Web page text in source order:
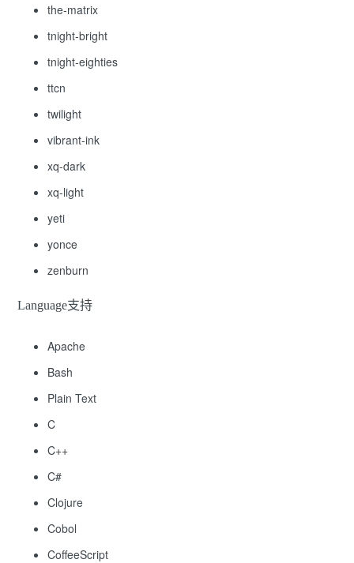
the-matrix
tnight-bright
tnight-eighties
ttcn
twilight
vibrant-ink
xq-dark
xq-light
yeti
yonce
zenburn
Language支持
Apache
Bash
Plain Text
C
C++
C#
Clojure
Cobol
CoffeeScript